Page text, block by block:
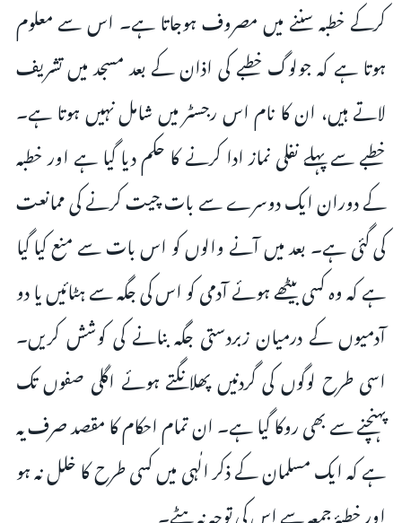
کرکے خطبہ سننے میں مصروف ہوجاتا ہے۔ اس سے معلوم
ہوتا ہے کہ جولوگ خطبے کی اذان کے بعد مسجد میں تشریف
لاتے ہیں، ان کا نام اس رجسٹر میں شامل نہیں ہوتا ہے۔
خطبے سے پہلے نفلی نماز ادا کرنے کا حکم دیا گیا ہے اور خطبہ
کے دوران ایک دوسرے سے بات چیت کرنے کی ممانعت
کی گئی ہے۔ بعد میں آنے والوں کو اس بات سے منع کیا گیا
ہے کہ وہ کسی بیٹھے ہوئے آدمی کو اس کی جگہ سے ہٹائیں یا دو
آدمیوں کے درمیان زبردستی جگہ بنانے کی کوشش کریں۔
اسی طرح لوگوں کی گردنیں پھلانگتے ہوئے اگلی صفوں تک
پہنچنے سے بھی روکا گیا ہے۔ ان تمام احکام کا مقصد صرف یہ
ہے کہ ایک مسلمان کے ذکر الٰہی میں کسی طرح کا خلل نہ ہو
اور خطبۂ جمعہ سے اس کی توجہ نہ ہٹے۔